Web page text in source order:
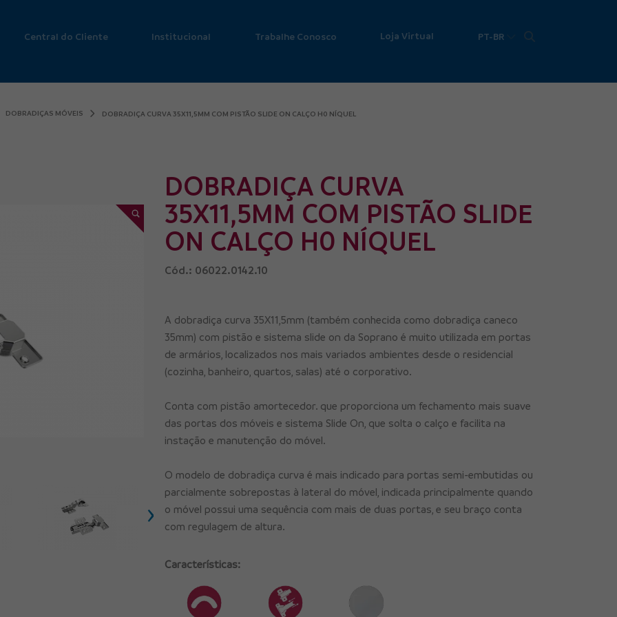
Central do Cliente Institucional Trabalhe Conosco Loja Virtual PT-BR
DOBRADIÇAS MÓVEIS DOBRADIÇA CURVA 35X11,5MM COM PISTÃO SLIDE ON CALÇO H0 NÍQUEL
›
DOBRADIÇA CURVA
35X11,5MM COM PISTÃO SLIDE
ON CALÇO H0 NÍQUEL
Cód.: 06022.0142.10
A dobradiça curva 35X11,5mm (também conhecida como dobradiça caneco
35mm) com pistão e sistema slide on da Soprano é muito utilizada em portas
de armários, localizados nos mais variados ambientes desde o residencial
(cozinha, banheiro, quartos, salas) até o corporativo.
Conta com pistão amortecedor. que proporciona um fechamento mais suave
das portas dos móveis e sistema Slide On, que solta o calço e facilita na
instação e manutenção do móvel.
O modelo de dobradiça curva é mais indicado para portas semi-embutidas ou
parcialmente sobrepostas à lateral do móvel, indicada principalmente quando
o móvel possui uma sequência com mais de duas portas, e seu braço conta
com regulagem de altura.
Características: